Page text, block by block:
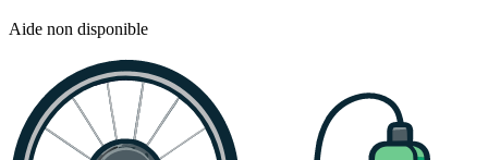
Aide non disponible